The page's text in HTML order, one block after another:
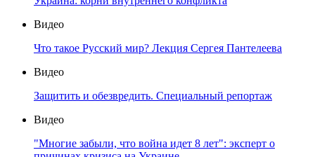
Видео
Что такое Русский мир? Лекция Сергея Пантелеева
Видео
Защитить и обезвредить. Специальный репортаж
Видео
"Многие забыли, что война идет 8 лет": эксперт о